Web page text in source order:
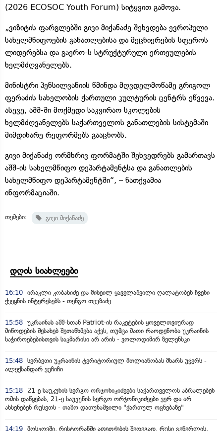
(2026 ECOSOC Youth Forum) სიტყვით გამოვა.
„ვიზიტის ფარგლებში გივი მიქანაძე შეხვდება ევროპული
სახელმწიფოების განათლებისა და მეცნიერების სფეროს
ლიდერებსა და გაერო-ს სტრუქტურული ერთეულების
ხელმძღვანელებს.
მინისტრი პენსილვანიის წმინდა მღვდელმოწამე გრიგოლ
ფერაძის სახელობის ქართული კულტურის ცენტრს ეწვევა.
ასევე, აშშ-ში მოქმედი საკვირაო სკოლების
ხელმძღვანელებს საქართველოს განათლების სისტემაში
მიმდინარე რეფორმებს გააცნობს.
გივი მიქანაძე ორმხრივ ფორმატში შეხვედრებს გამართავს
აშშ-ის სახელმწიფო დეპარტამენტსა და განათლების
სახელმწიფო დეპარტამენტში“, – ნათქვამია
ინფორმაციაში.
თემები: გივი მიქანაძე
დღის სიახლეები
16:10 ირაკლი კობახიძე და მიხეილ ყაველაშვილი ღალატობენ ჩვენი
ქვეყნის ინტერესებს - თენგო თევზაძე
15:58 უკრაინას აშშ-სთან Patriot-ის რაკეტების ყოველთვიურად
მიწოდების შესახებ შეთანხმება აქვს, თუმცა მათი რაოდენობა უკრაინის
საჭიროებებისთვის საკმარისი არ არის - ვოლოდიმირ ზელენსკი
15:48 სერბეთი უკრაინის ტერიტორიულ მთლიანობას მხარს უჭერს -
ალექსანდარ ვუჩიჩი
15:18
21-ე საუკუნის სერგო ორჯონიკიძეები საქართველოს აბრალებენ
ომის დაწყებას, 21-ე საუკუნის სერგო ორჯონიკიძეები ვერ და არ
ახსენებენ რუსეთს - თაზო დათუნაშვილი "ქართულ ოცნებაზე"
14:19 მოსკოვში, რესტორანში აფეთქების შედეგად, რუსი გენერლის,